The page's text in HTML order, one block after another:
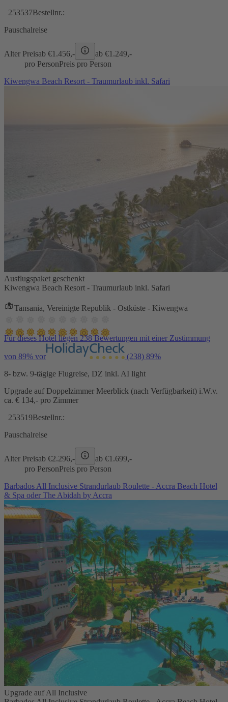
253537Bestellnr.:
Pauschalreise
Alter Preisab €1.456,- ab €1.249,-
pro PersonPreis pro Person
Kiwengwa Beach Resort - Traumurlaub inkl. Safari
Ausflugspaket geschenkt
Kiwengwa Beach Resort - Traumurlaub inkl. Safari
Tansania, Vereinigte Republik - Ostküste - Kiwengwa
Für dieses Hotel liegen 238 Bewertungen mit einer Zustimmung
von 89% vor (238) 89%
8- bzw. 9-tägige Flugreise, DZ inkl. AI light
Upgrade auf Doppelzimmer Meerblick (nach Verfügbarkeit) i.W.v.
ca. € 134,- pro Zimmer
253519Bestellnr.:
Pauschalreise
Alter Preisab €2.296,- ab €1.699,-
pro PersonPreis pro Person
Barbados All Inclusive Strandurlaub Roulette - Accra Beach Hotel
& Spa oder The Abidah by Accra
Upgrade auf All Inclusive